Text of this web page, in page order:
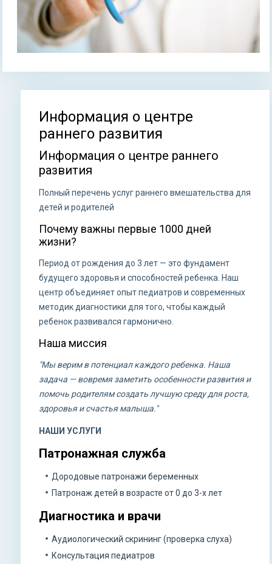
Вы здесь
Информация о центре
раннего развития
Информация о центре раннего
развития
Полный перечень услуг раннего вмешательства для
детей и родителей
Почему важны первые 1000 дней
жизни?
Период от рождения до 3 лет — это фундамент
будущего здоровья и способностей ребенка. Наш
центр объединяет опыт педиатров и современных
методик диагностики для того, чтобы каждый
ребенок развивался гармонично.
Наша миссия
"Мы верим в потенциал каждого ребенка. Наша
задача — вовремя заметить особенности развития и
помочь родителям создать лучшую среду для роста,
здоровья и счастья малыша."
НАШИ УСЛУГИ
Патронажная служба
Дородовые патронажи беременных
Патронаж детей в возрасте от 0 до 3-х лет
Диагностика и врачи
Аудиологический скрининг (проверка слуха)
Консультация педиатров